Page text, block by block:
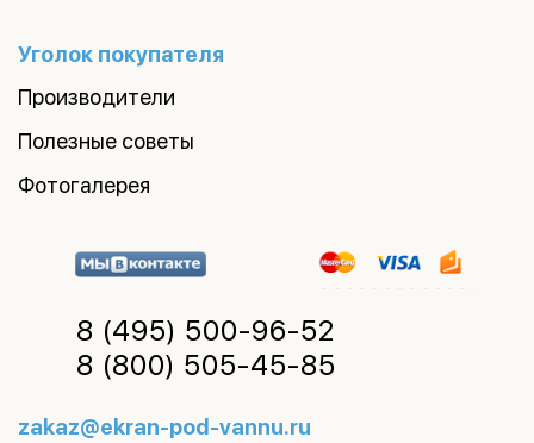
Уголок покупателя
Производители
Полезные советы
Фотогалерея
8 (495) 500-96-52
8 (800) 505-45-85
zakaz@ekran-pod-vannu.ru